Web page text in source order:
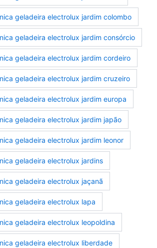
geladeira electrolux jardim colombo
geladeira electrolux jardim consórcio
geladeira electrolux jardim cordeiro
geladeira electrolux jardim cruzeiro
geladeira electrolux jardim europa
geladeira electrolux jardim japão
geladeira electrolux jardim leonor
geladeira electrolux jardins
geladeira electrolux jaçanã
geladeira electrolux lapa
geladeira electrolux leopoldina
geladeira electrolux liberdade